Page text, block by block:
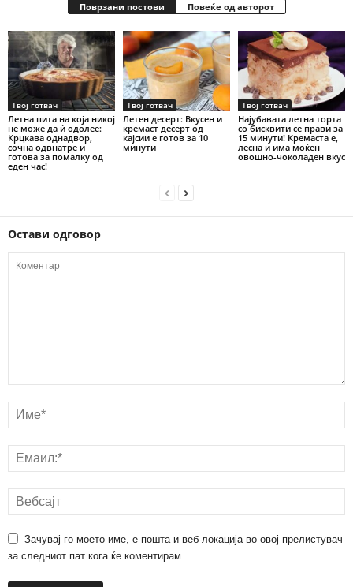
Поврзани постови Повеќе од авторот
Твој готвач
Летна пита на која никој
не може да ѝ одолее:
Крцкава однадвор,
сочна одвнатре и
готова за помалку од
еден час!
Твој готвач
Летен десерт: Вкусен и
кремаст десерт од
кајсии е готов за 10
минути
Твој готвач
Најубавата летна торта
со бисквити се прави за
15 минути! Кремаста е,
лесна и има моќен
овошно-чоколаден вкус
Остави одговор
Зачувај го моето име, е-пошта и веб-локација во овој прелистувач
за следниот пат кога ќе коментирам.